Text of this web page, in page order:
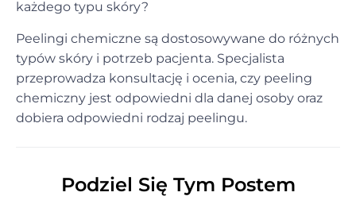
każdego typu skóry?
Peelingi chemiczne są dostosowywane do różnych
typów skóry i potrzeb pacjenta. Specjalista
przeprowadza konsultację i ocenia, czy peeling
chemiczny jest odpowiedni dla danej osoby oraz
dobiera odpowiedni rodzaj peelingu.
Podziel Się Tym Postem